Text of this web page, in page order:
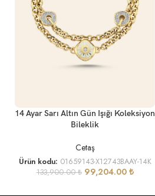
SEPETE EKLE
14 Ayar Sarı Altın Gün Işığı Koleksiyon
Bileklik
Cetaş
Ürün kodu: 01659143-X12743BAAY-14K
133,900.00₺ 99,204.00 ₺